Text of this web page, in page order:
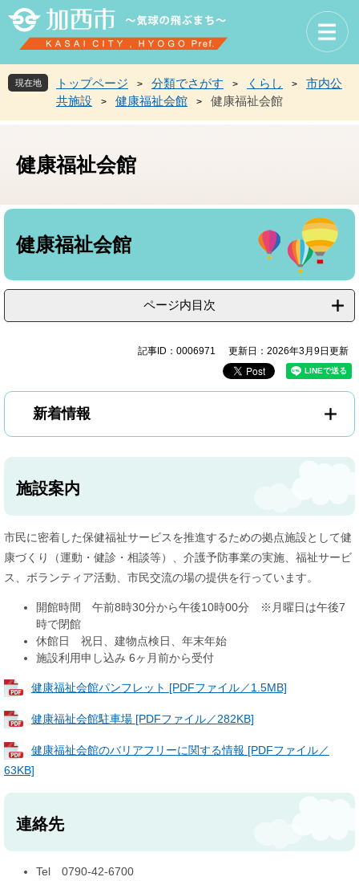
先
頭
を
飛
現在地 トップページ > 分類でさがす > くらし >
市内公
共施設
> 健康福祉会館 > 健康福祉会館
健康福祉会館
本
健康福祉会館
ページ内目次
記事ID：0006971 更新日：2026年3月9日更新
新着情報
施設案内
市民に密着した保健福祉サービスを推進するための拠点施設として健
康づくり（運動・健診・相談等）、介護予防事業の実施、福祉サービ
ス、ボランティア活動、市民交流の場の提供を行っています。
開館時間 午前8時30分から午後10時00分 ※月曜日は午後7
時で閉館
休館日 祝日、建物点検日、年末年始
施設利用申し込み 6ヶ月前から受付
健康福祉会館パンフレット [PDFファイル／1.5MB]
健康福祉会館駐車場 [PDFファイル／282KB]
健康福祉会館のバリアフリーに関する情報 [PDFファイル／
63KB]
連絡先
Tel 0790-42-6700